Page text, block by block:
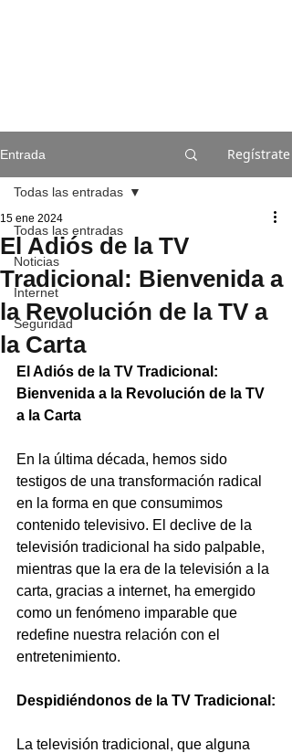
Entrada Regístrate
Todas las entradas
Noticias
Internet
Seguridad
Todas las entradas
El Adiós de la TV
Tradicional: Bienvenida a
la Revolución de la TV a
la Carta
15 ene 2024
El Adiós de la TV Tradicional:
Bienvenida a la Revolución de la TV
a la Carta
En la última década, hemos sido
testigos de una transformación radical
en la forma en que consumimos
contenido televisivo. El declive de la
televisión tradicional ha sido palpable,
mientras que la era de la televisión a la
carta, gracias a internet, ha emergido
como un fenómeno imparable que
redefine nuestra relación con el
entretenimiento.
Despidiéndonos de la TV Tradicional:
La televisión tradicional, que alguna